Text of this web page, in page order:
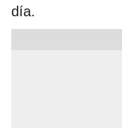
día.